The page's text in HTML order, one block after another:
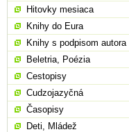
Hitovky mesiaca
Knihy do Eura
Knihy s podpisom autora
Beletria, Poézia
Cestopisy
Cudzojazyčná
Časopisy
Deti, Mládež